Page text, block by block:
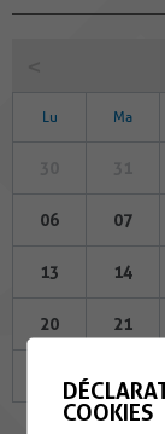
Lu Ma
06 07
13 14
20 21
COOKIES